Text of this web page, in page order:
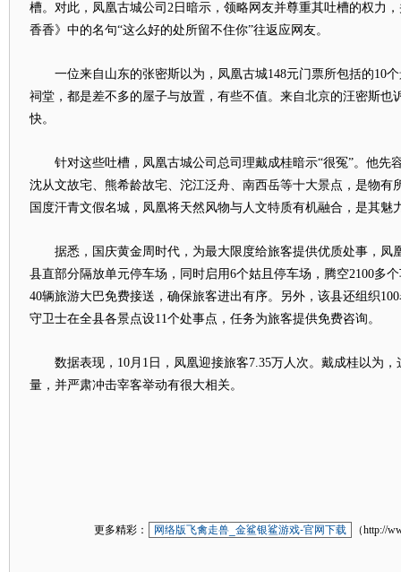
槽。对此，凤凰古城公司2日暗示，领略网友并尊重其吐槽的权力
香香》中的名句“这么好的处所留不住你”往返应网友。
一位来自山东的张密斯以为，凤凰古城148元门票所包括的10个
祠堂，都是差不多的屋子与放置，有些不值。来自北京的汪密斯也
快。
针对这些吐槽，凤凰古城公司总司理戴成桂暗示“很冤”。他先
沈从文故宅、熊希龄故宅、沱江泛舟、南西岳等十大景点，是物有
国度汗青文假名城，凤凰将天然风物与人文特质有机融合，是其魅
据悉，国庆黄金周时代，为最大限度给旅客提供优质处事，凤
县直部分隔放单元停车场，同时启用6个姑且停车场，腾空2100多
40辆旅游大巴免费接送，确保旅客进出有序。另外，该县还组织
守卫士在全县各景点设11个处事点，任务为旅客提供免费咨询。
数据表现，10月1日，凤凰迎接旅客7.35万人次。戴成桂以为，
量，并严肃冲击宰客举动有很大相关。
更多精彩： 网络版飞禽走兽_金鲨银鲨游戏-官网下载 （http://